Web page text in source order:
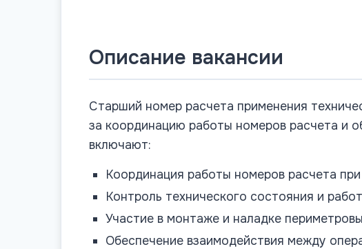
Описание вакансии
Старший номер расчета применения
за координацию работы номеров расчета и
включают:
Координация работы номеров расчета
Контроль технического состояния и
Участие в монтаже и наладке
Обеспечение взаимодействия между